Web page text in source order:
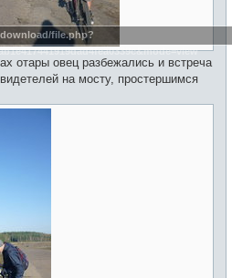
file.php?
отары овец разбежались и встреча
на мосту, простершимся